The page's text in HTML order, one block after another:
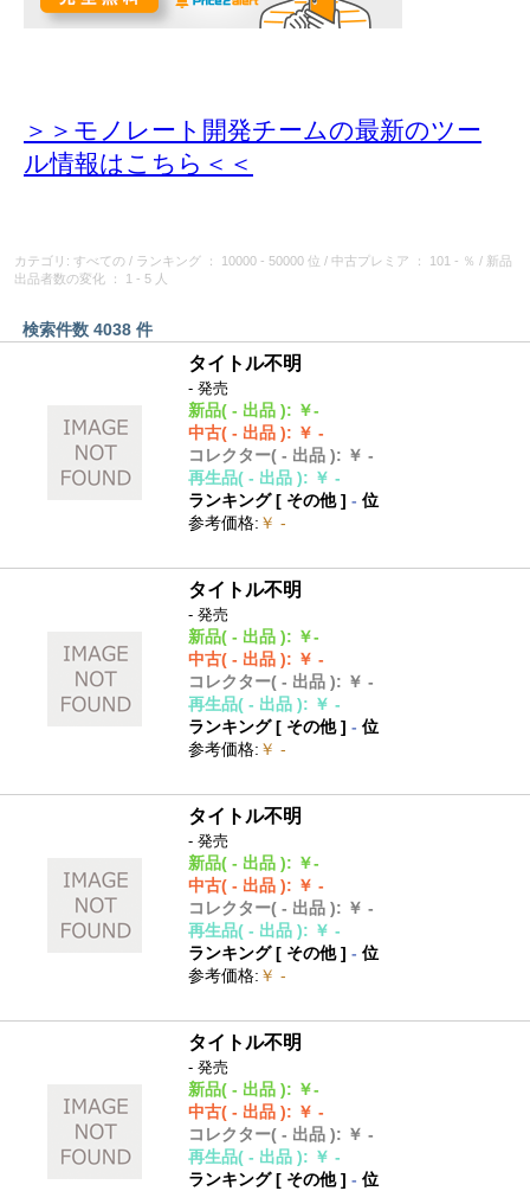
＞＞モノレート開発チームの最新のツー
ル情報はこちら＜＜
カテゴリ: すべての / ランキング ： 10000 - 50000 位 / 中古プレミア ： 101 - ％ / 新品
出品者数の変化
： 1 - 5 人
検索件数 4038 件
タイトル不明
- 発売
新品( - 出品 ): ￥-
中古( - 出品 ): ￥ -
コレクター( - 出品 ): ￥ -
再生品( - 出品 ): ￥ -
ランキング [ その他]- 位
参考価格: ￥ -
タイトル不明
- 発売
新品( - 出品 ): ￥-
中古( - 出品 ): ￥ -
コレクター( - 出品 ): ￥ -
再生品( - 出品 ): ￥ -
ランキング [ その他]- 位
参考価格: ￥ -
タイトル不明
- 発売
新品( - 出品 ): ￥-
中古( - 出品 ): ￥ -
コレクター( - 出品 ): ￥ -
再生品( - 出品 ): ￥ -
ランキング [ その他]- 位
参考価格: ￥ -
タイトル不明
- 発売
新品( - 出品 ): ￥-
中古( - 出品 ): ￥ -
コレクター( - 出品 ): ￥ -
再生品( - 出品 ): ￥ -
ランキング [ その他]- 位